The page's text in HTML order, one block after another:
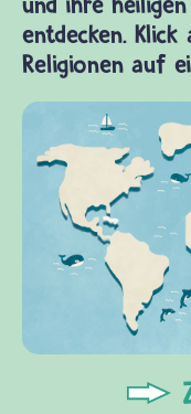
entdecken.
Religionen auf